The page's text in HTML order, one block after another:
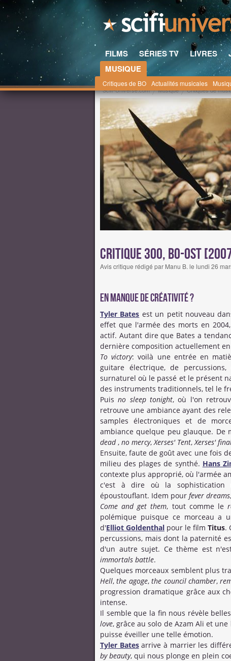
FILMS SÉRIES TV LIVRES
MUSIQUE
Critiques de BO Actualités musicales
Scifi-Universe.com Musique Critiques de
Critique 300, BO-OST
Avis critique rédigé par Manu B. le lundi 26
En manque de créativité ?
Tyler Bates est un petit nouveau
effet que l'armée des morts en
actif. Autant dire que Bates a
dernière composition actuellement
To victory: voilà une entrée en
guitare électrique, de
surnaturel où le passé et le présent
des instruments traditionnels, tel le
Puisno sleep tonight, où l'on
retrouve une ambiance ayant des
samples électroniques et de
ambiance quelque peu glauque. De
dead, no mercy,Xerses' Tent,Xerses'
Ensuite, faute de goût avec une fois
milieu des plages de synthé. Hans
contexte plus approprié, où l'armée
c'est à dire où la sophistication
époustouflant. Idem pour fever dreams,
Come and get them, tout comme le
polémique puisque ce morceau a
d'Elliot Goldenthal pour le film Titus.
percussions, mais dont la paternité
d'un autre sujet. Ce thème est
immortals battle.
Quelques morceaux semblent plus
Hell,the agoge,the council chamber,
progression dramatique grâce aux
intense.
Il semble que la fin nous révèle
love, grâce au solo de Azam Ali et
puisse éveiller une telle émotion.
Tyler Batesarrive à marrier les
by beauty, qui nous plonge en plein